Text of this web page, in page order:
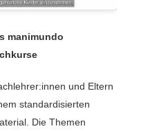
manimundo
und Eltern
standardisierten
Die Themen